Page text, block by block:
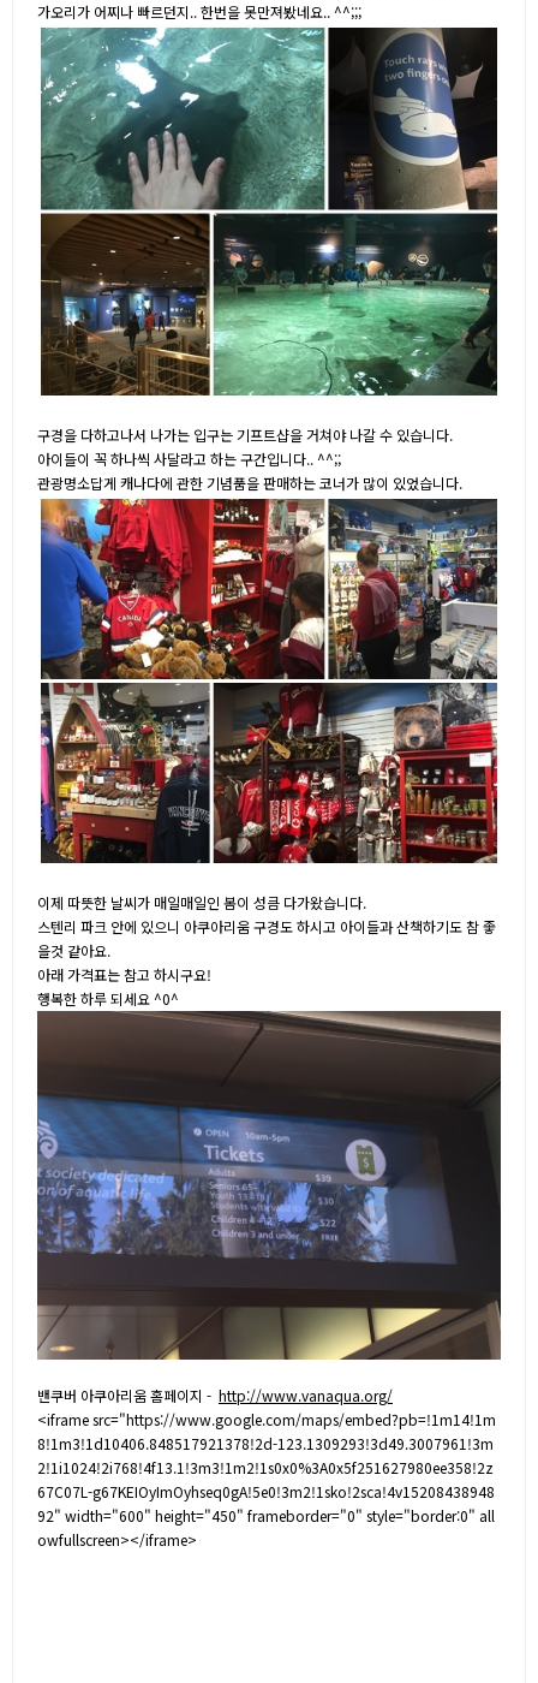
가오리가 어찌나 빠르던지.. 한번을 못만져봤네요.. ^^;;;
구경을 다하고나서 나가는 입구는 기프트샵을 거쳐야 나갈 수 있습니다.
아이들이 꼭 하나씩 사달라고 하는 구간입니다.. ^^;;
관광명소답게 캐나다에 관한 기념품을 판매하는 코너가 많이 있었습니다.
이제 따뜻한 날씨가 매일매일인 봄이 성큼 다가왔습니다.
스텐리 파크 안에 있으니 아쿠아리움 구경도 하시고 아이들과 산책하기도 참 좋
을것 같아요.
아래 가격표는 참고 하시구요!
행복한 하루 되세요 ^0^
밴쿠버 아쿠아리움 홈페이지 - http://www.vanaqua.org/
<iframe src="https://www.google.com/maps/embed?pb=!1m14!1m
8!1m3!1d10406.848517921378!2d-123.1309293!3d49.3007961!3m
2!1i1024!2i768!4f13.1!3m3!1m2!1s0x0%3A0x5f251627980ee358!2z
67C07L-g67KEIOyImOyhseq0gA!5e0!3m2!1sko!2sca!4v15208438948
92" width="600" height="450" frameborder="0" style="border:0" all
owfullscreen></iframe>